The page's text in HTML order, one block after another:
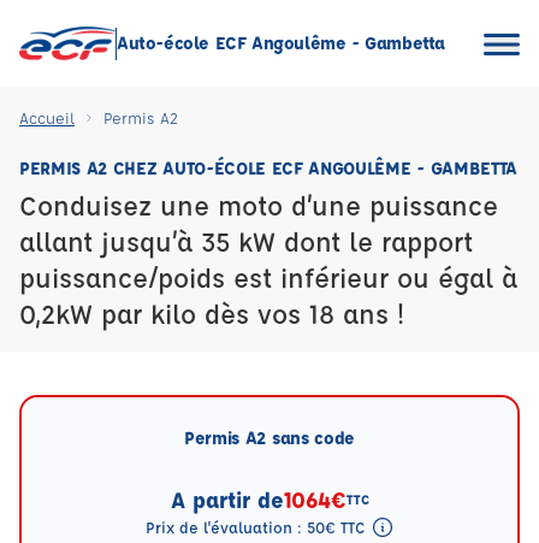
Auto-école ECF Angoulême - Gambetta
Accueil Permis A2
PERMIS A2 CHEZ AUTO-ÉCOLE ECF ANGOULÊME - GAMBETTA
Conduisez une moto d’une puissance
allant jusqu’à 35 kW dont le rapport
puissance/poids est inférieur ou égal à
0,2kW par kilo dès vos 18 ans !
Permis A2 sans code
A partir de1064€TTC
Prix de l'évaluation : 50€ TTC